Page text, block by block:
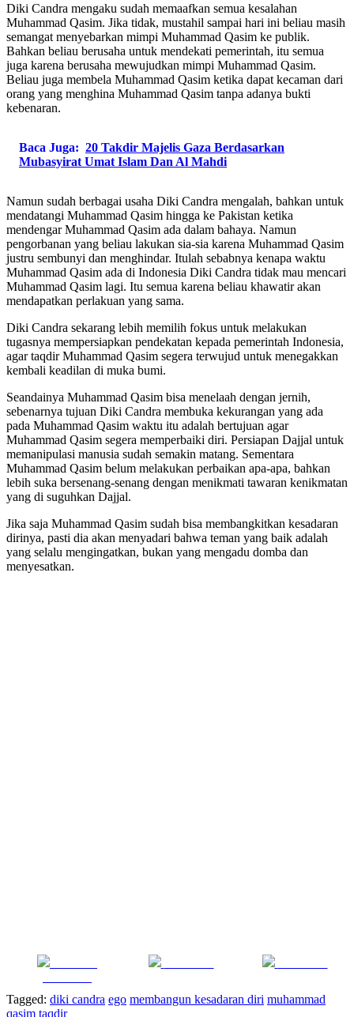
Diki Candra mengaku sudah memaafkan semua kesalahan
Muhammad Qasim. Jika tidak, mustahil sampai hari ini beliau masih
semangat menyebarkan mimpi Muhammad Qasim ke publik.
Bahkan beliau berusaha untuk mendekati pemerintah, itu semua
juga karena berusaha mewujudkan mimpi Muhammad Qasim.
Beliau juga membela Muhammad Qasim ketika dapat kecaman dari
orang yang menghina Muhammad Qasim tanpa adanya bukti
kebenaran.
Baca Juga: 20 Takdir Majelis Gaza Berdasarkan
Mubasyirat Umat Islam Dan Al Mahdi
Namun sudah berbagai usaha Diki Candra mengalah, bahkan untuk
mendatangi Muhammad Qasim hingga ke Pakistan ketika
mendengar Muhammad Qasim ada dalam bahaya. Namun
pengorbanan yang beliau lakukan sia-sia karena Muhammad Qasim
justru sembunyi dan menghindar. Itulah sebabnya kenapa waktu
Muhammad Qasim ada di Indonesia Diki Candra tidak mau mencari
Muhammad Qasim lagi. Itu semua karena beliau khawatir akan
mendapatkan perlakuan yang sama.
Diki Candra sekarang lebih memilih fokus untuk melakukan
tugasnya mempersiapkan pendekatan kepada pemerintah Indonesia,
agar taqdir Muhammad Qasim segera terwujud untuk menegakkan
kembali keadilan di muka bumi.
Seandainya Muhammad Qasim bisa menelaah dengan jernih,
sebenarnya tujuan Diki Candra membuka kekurangan yang ada
pada Muhammad Qasim waktu itu adalah bertujuan agar
Muhammad Qasim segera memperbaiki diri. Persiapan Dajjal untuk
memanipulasi manusia sudah semakin matang. Sementara
Muhammad Qasim belum melakukan perbaikan apa-apa, bahkan
lebih suka bersenang-senang dengan menikmati tawaran kenikmatan
yang di suguhkan Dajjal.
Jika saja Muhammad Qasim sudah bisa membangkitkan kesadaran
dirinya, pasti dia akan menyadari bahwa teman yang baik adalah
yang selalu mengingatkan, bukan yang mengadu domba dan
menyesatkan.
Tagged: diki candra ego membangun kesadaran diri muhammad
qasim taqdir